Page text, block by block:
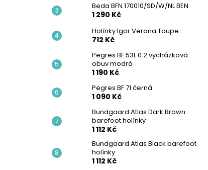
Beda BFN 170010/SD/W/NL BEN
1 290 Kč
Holínky Igor Verona Taupe
712 Kč
Pegres BF 53L 0.2 vycházková
obuv modrá
1 190 Kč
Pegres BF 71 černá
1 090 Kč
Bundgaard Atlas Dark Brown
barefoot holínky
1 112 Kč
Bundgaard Atlas Black barefoot
holínky
1 112 Kč